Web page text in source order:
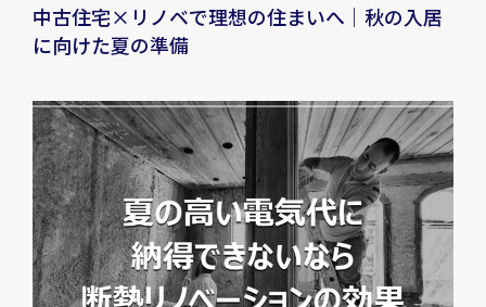
中古住宅×リノベで理想の住まいへ｜秋の入居
に向けた夏の準備